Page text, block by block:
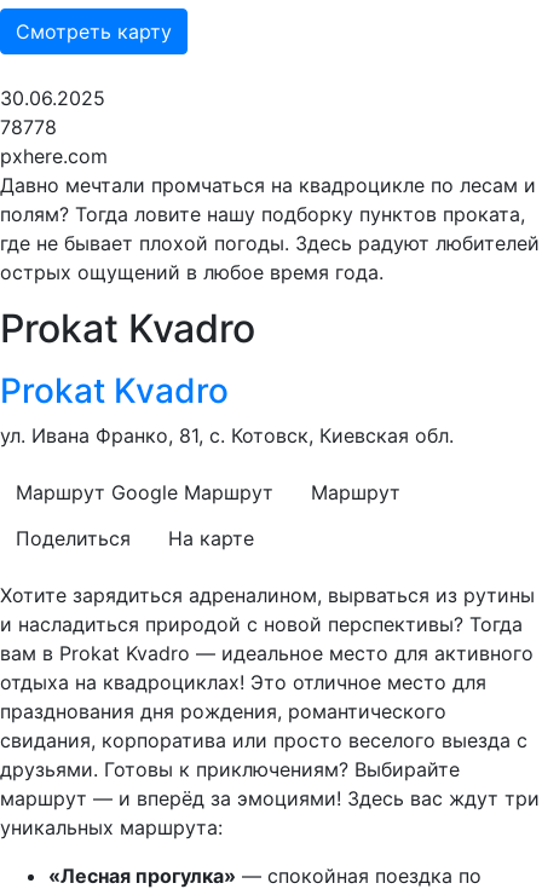
Смотреть карту
30.06.2025
78778
pxhere.com
Давно мечтали промчаться на квадроцикле по лесам и
полям? Тогда ловите нашу подборку пунктов проката,
где не бывает плохой погоды. Здесь радуют любителей
острых ощущений в любое время года.
Prokat Kvadro
Prokat Kvadro
ул. Ивана Франко, 81, с. Котовск, Киевская обл.
Маршрут Google Маршрут
Маршрут
Поделиться
На карте
Хотите зарядиться адреналином, вырваться из рутины
и насладиться природой с новой перспективы? Тогда
вам в Prokat Kvadro — идеальное место для активного
отдыха на квадроциклах! Это отличное место для
празднования дня рождения, романтического
свидания, корпоратива или просто веселого выезда с
друзьями. Готовы к приключениям? Выбирайте
маршрут — и вперёд за эмоциями! Здесь вас ждут три
уникальных маршрута:
«Лесная прогулка» — спокойная поездка по